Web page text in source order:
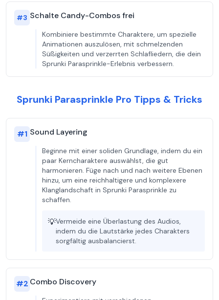
#3 Schalte Candy-Combos frei
Kombiniere bestimmte Charaktere, um spezielle
Animationen auszulösen, mit schmelzenden
Süßigkeiten und verzerrten Schlafliedern, die dein
Sprunki Parasprinkle-Erlebnis verbessern.
Sprunki Parasprinkle Pro Tipps & Tricks
#1 Sound Layering
Beginne mit einer soliden Grundlage, indem du ein
paar Kerncharaktere auswählst, die gut
harmonieren. Füge nach und nach weitere Ebenen
hinzu, um eine reichhaltigere und komplexere
Klanglandschaft in Sprunki Parasprinkle zu
schaffen.
💡Vermeide eine Überlastung des Audios,
indem du die Lautstärke jedes Charakters
sorgfältig ausbalancierst.
#2 Combo Discovery